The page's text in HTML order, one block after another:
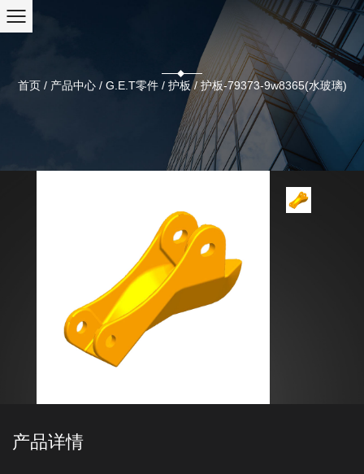
首页/ 产品中心/ G.E.T零件/ 护板/护板-79373-9w8365(水玻璃)
产品详情